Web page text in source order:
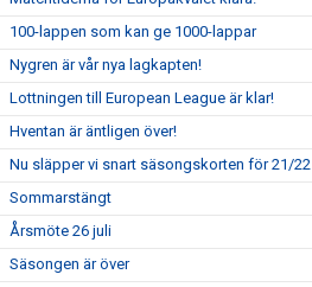
100-lappen som kan ge 1000-lappar
Nygren är vår nya lagkapten!
Lottningen till European League är klar!
Hventan är äntligen över!
Nu släpper vi snart säsongskorten för 21/22
Sommarstängt
Årsmöte 26 juli
Säsongen är över